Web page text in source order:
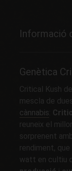
Informació
Genètica
Critical Kush
mescla de
cànnabis:
reuneix el
sorprenent
rendiment,
watt en cultiu